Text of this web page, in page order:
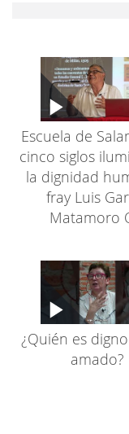
Escuela de
cinco siglos
la dignidad
fray Luis
Matamoro
¿Quién es
amado?